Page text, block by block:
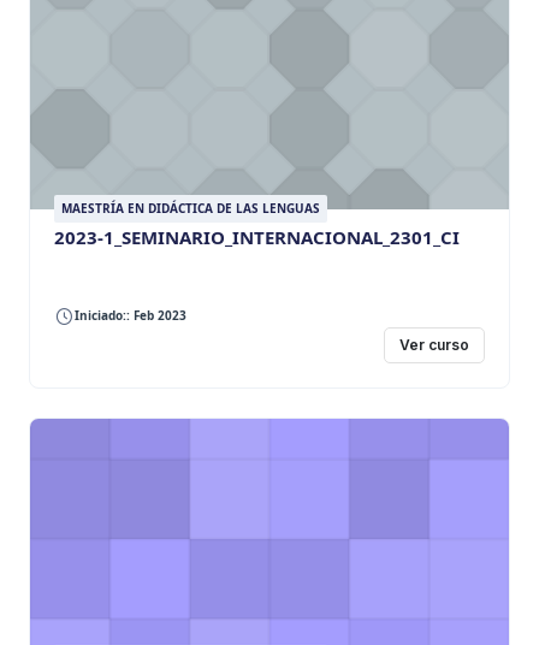
MAESTRÍA EN DIDÁCTICA DE LAS LENGUAS
2023-1_SEMINARIO_INTERNACIONAL_2301_CI
Iniciado:: Feb 2023
Ver curso